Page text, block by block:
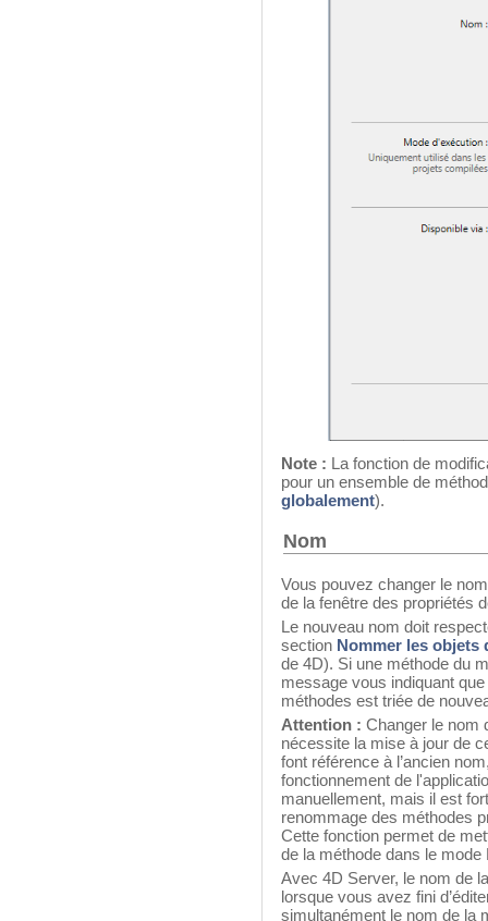
Note : La fonction de
pour un ensemble de
globalement).
Nom
Vous pouvez changer le
de la fenêtre des propriétés
Le nouveau nom doit
section Nommer les objets
de 4D). Si une méthode du
message vous indiquant
méthodes est triée de
Attention : Changer le nom
nécessite la mise à jour de
font référence à l’ancien
fonctionnement de
manuellement, mais il est
renommage des méthodes
Cette fonction permet de
de la méthode dans le mode
Avec 4D Server, le nom de
lorsque vous avez fini
simultanément le nom de la